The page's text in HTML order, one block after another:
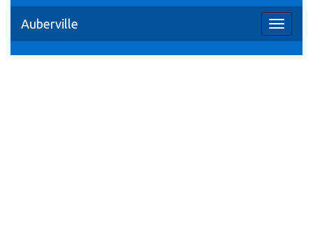
Toggle
Auberville